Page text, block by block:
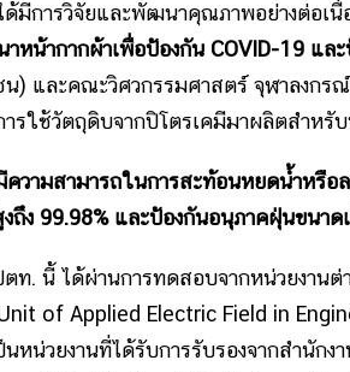
รวิจัยและพัฒนาคุณภาพอย่างต่อเนื่อ
หน้ากากผ้าเพื่อป้องกัน COVID-19 แล
) และคณะวิศวกรรมศาสตร์ จุฬาลงกร
รใช้วัตถุดิบจากปิโตรเคมีมาผลิตสำหรั
ความสามารถในการสะท้อนหยดน้ำหรือ
ถึง 99.98% และป้องกันอนุภาคฝุ่นขนา
ได้ผ่านการทดสอบจากหน่วยงานต่า
of Applied Electric Field in
นหน่วยงานที่ได้รับการรับรองจากสำนั